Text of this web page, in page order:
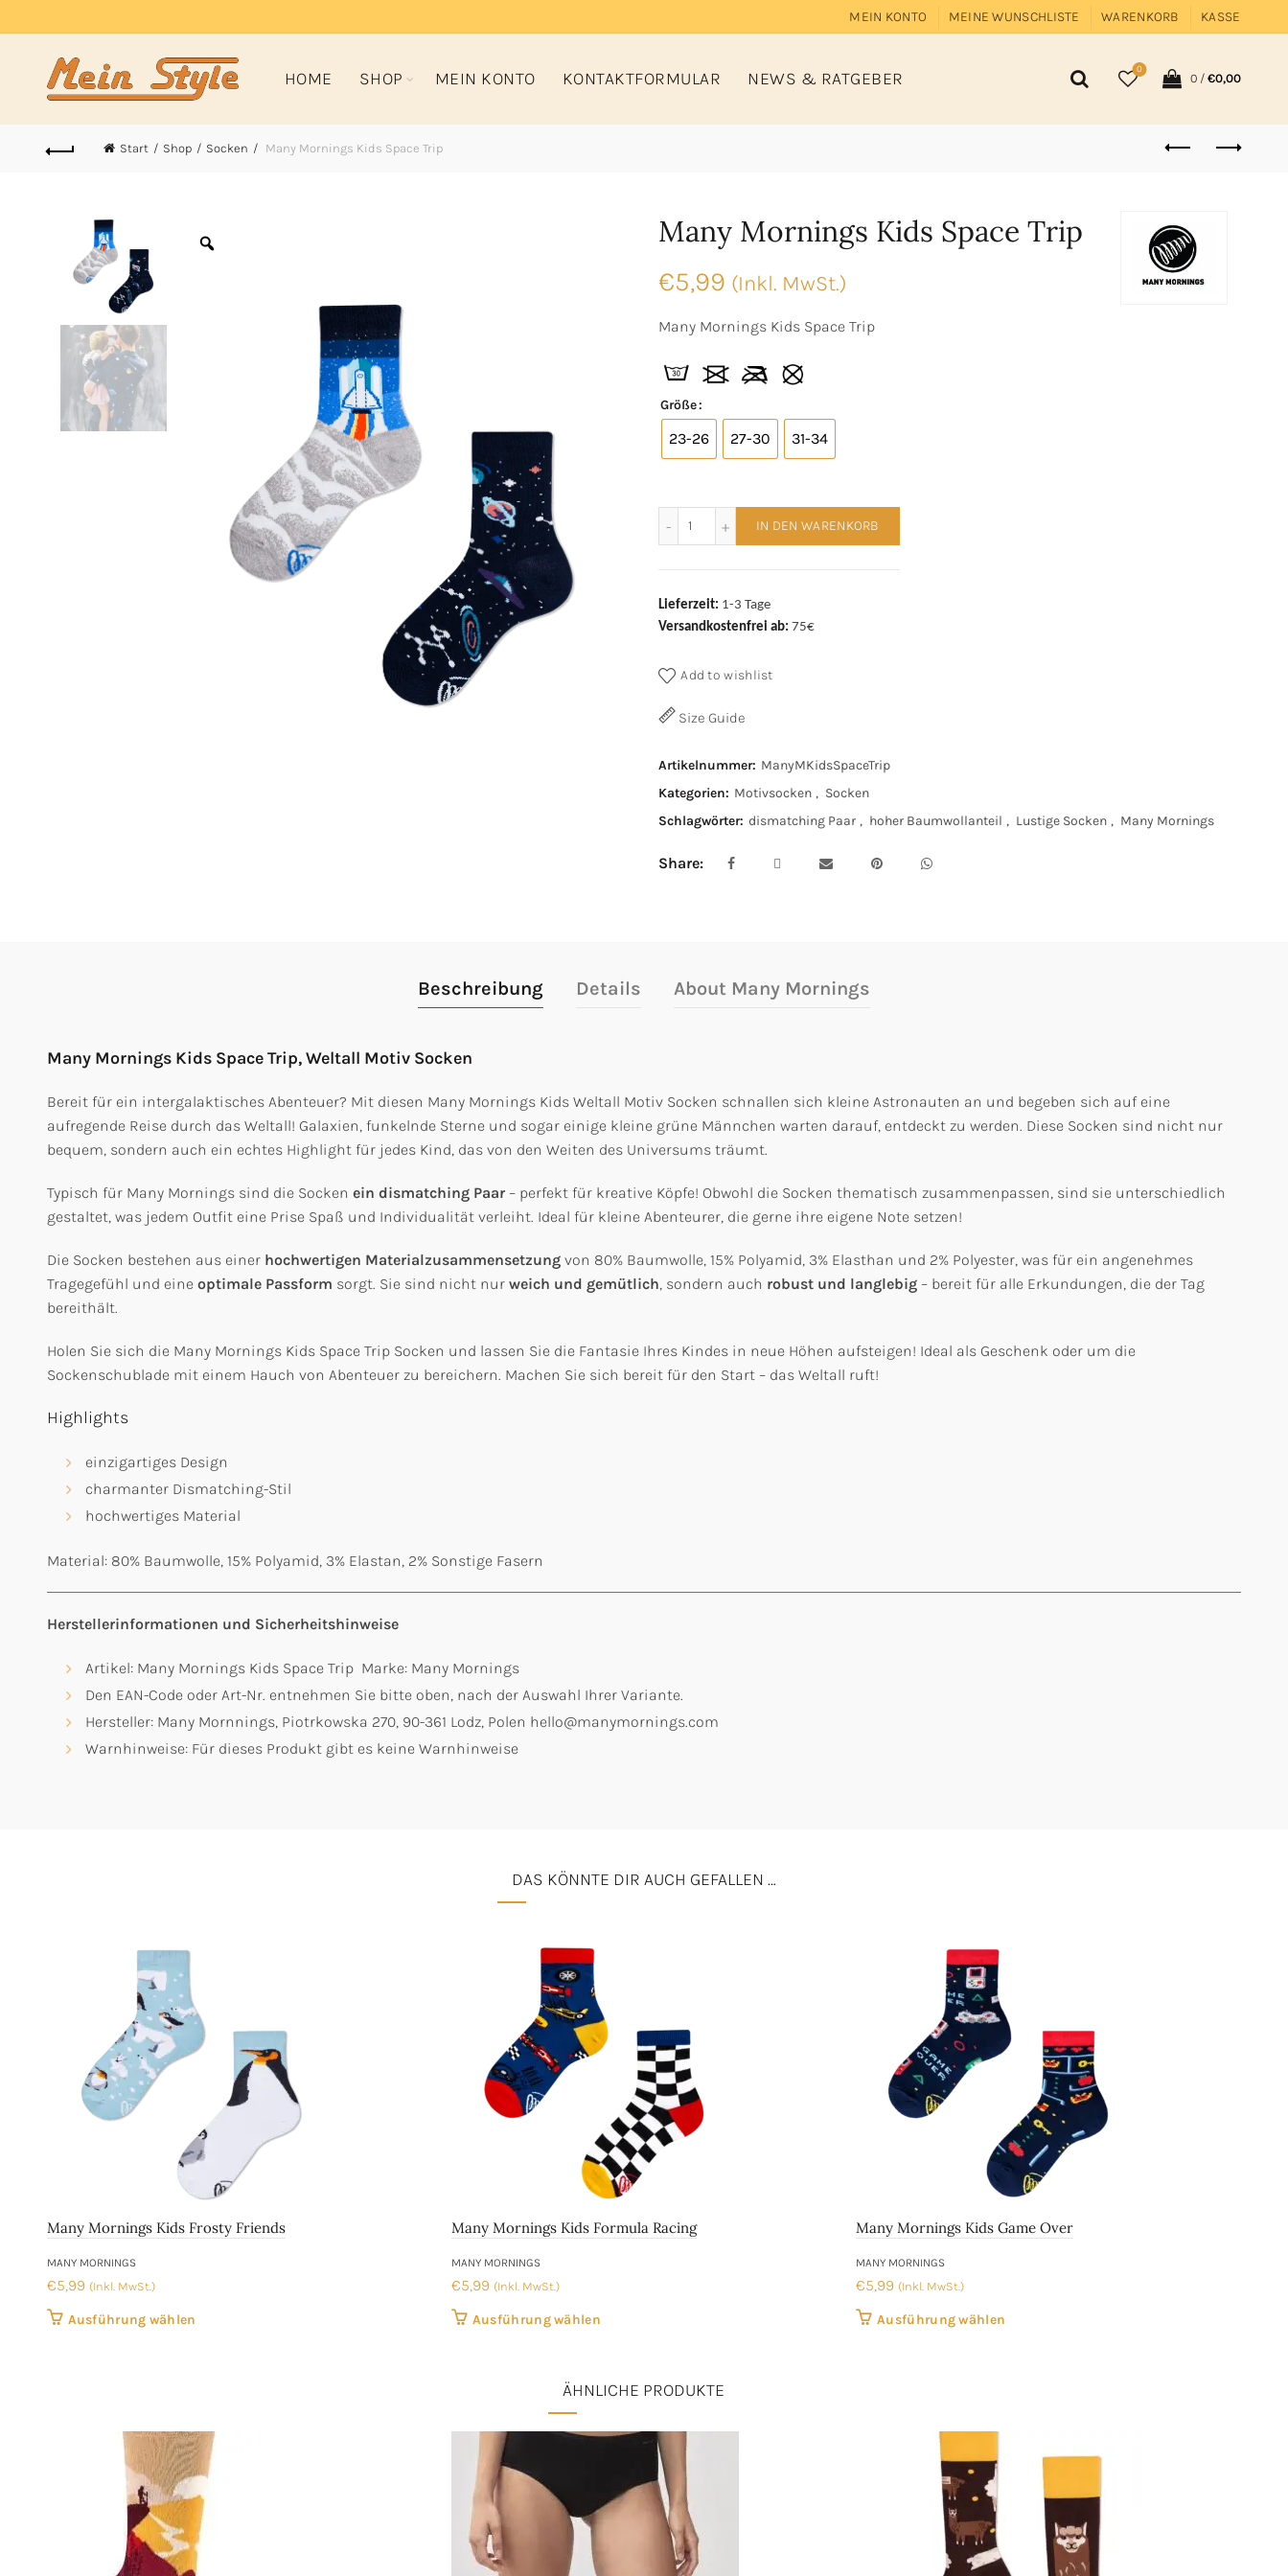
MEIN KONTO MEINE WUNSCHLISTE WARENKORB KASSE
HOME SHOP MEIN KONTO KONTAKTFORMULAR NEWS & RATGEBER 0
0 / €0,00
Start Shop Socken Many Mornings Kids Space Trip
Many Mornings Kids Space Trip
€5,99 (Inkl. MwSt.)
Many Mornings Kids Space Trip
Größe
23-26 27-30 31-34
IN DEN WARENKORB
Lieferzeit: 1-3 Tage
Versandkostenfrei ab: 75€
Add to wishlist
Size Guide
Artikelnummer: ManyMKidsSpaceTrip
Kategorien: Motivsocken , Socken
Schlagwörter: dismatching Paar , hoher Baumwollanteil , Lustige Socken , Many Mornings
Share
Beschreibung Details About Many Mornings
Many Mornings Kids Space Trip, Weltall Motiv Socken
Bereit für ein intergalaktisches Abenteuer? Mit diesen Many Mornings Kids Weltall Motiv Socken schnallen sich kleine Astronauten an und begeben sich auf eine
aufregende Reise durch das Weltall! Galaxien, funkelnde Sterne und sogar einige kleine grüne Männchen warten darauf, entdeckt zu werden. Diese Socken sind nicht nur
bequem, sondern auch ein echtes Highlight für jedes Kind, das von den Weiten des Universums träumt.
Typisch für Many Mornings sind die Socken ein dismatching Paar– perfekt für kreative Köpfe! Obwohl die Socken thematisch zusammenpassen, sind sie unterschiedlich
gestaltet, was jedem Outfit eine Prise Spaß und Individualität verleiht. Ideal für kleine Abenteurer, die gerne ihre eigene Note setzen!
Die Socken bestehen aus einer hochwertigen Materialzusammensetzungvon 80% Baumwolle, 15% Polyamid, 3% Elasthan und 2% Polyester, was für ein angenehmes
Tragegefühl und eine optimale Passform sorgt. Sie sind nicht nur weich und gemütlich, sondern auch robust und langlebig– bereit für alle Erkundungen, die der Tag
bereithält.
Holen Sie sich die Many Mornings Kids Space Trip Socken und lassen Sie die Fantasie Ihres Kindes in neue Höhen aufsteigen! Ideal als Geschenk oder um die
Sockenschublade mit einem Hauch von Abenteuer zu bereichern. Machen Sie sich bereit für den Start – das Weltall ruft!
Highlights
einzigartiges Design
charmanter Dismatching-Stil
hochwertiges Material
Material: 80% Baumwolle, 15% Polyamid, 3% Elastan, 2% Sonstige Fasern
Herstellerinformationen und Sicherheitshinweise
Artikel: Many Mornings Kids Space Trip Marke: Many Mornings
Den EAN-Code oder Art-Nr. entnehmen Sie bitte oben, nach der Auswahl Ihrer Variante.
Hersteller: Many Mornnings, Piotrkowska 270, 90-361 Lodz, Polen hello@manymornings.com
Warnhinweise: Für dieses Produkt gibt es keine Warnhinweise
DAS KÖNNTE DIR AUCH GEFALLEN …
Many Mornings Kids Frosty Friends
MANY MORNINGS
€5,99 (Inkl. MwSt.)
Ausführung wählen
auf.
Die
können
auf
der
Many Mornings Kids Formula Racing
MANY MORNINGS
€5,99 (Inkl. MwSt.)
Ausführung wählenDieses
mehrere
auf.
Optionen
können
Many Mornings Kids Game Over
MANY MORNINGS
€5,99 (Inkl. MwSt.)
Ausführung wählen
Optionen
können
der
ÄHNLICHE PRODUKTE